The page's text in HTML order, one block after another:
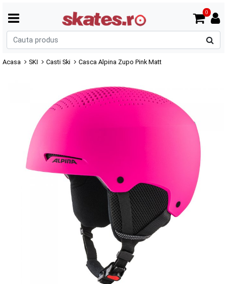
0
Acasa SKI Casti Ski Casca Alpina Zupo Pink Matt